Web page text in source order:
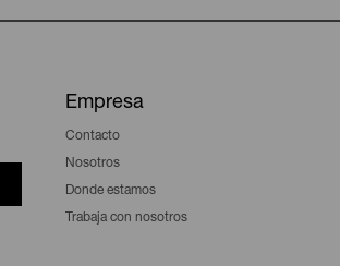
Empresa
Contacto
Nosotros
Donde estamos
Trabaja con nosotros